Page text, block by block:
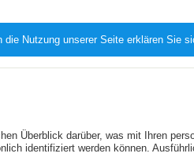
die Nutzung unserer Seite erklären Sie
Überblick darüber, was mit Ihren
identifiziert werden können.